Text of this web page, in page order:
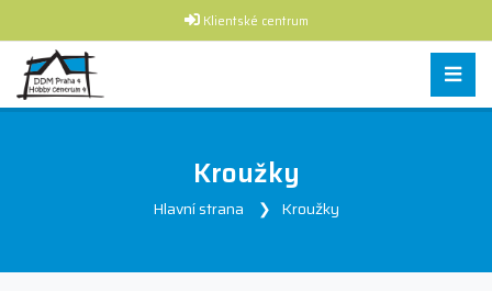
Klientské centrum
Kroužky
Hlavní strana Kroužky